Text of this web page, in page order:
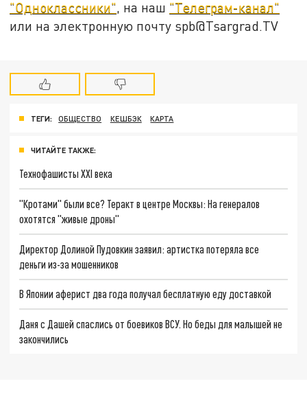
"Одноклассники", на наш "Телеграм-канал"
или на электронную почту spb@Tsargrad.TV
ТЕГИ: ОБЩЕСТВО КЕШБЭК КАРТА
ЧИТАЙТЕ ТАКЖЕ:
Технофашисты XXI века
"Кротами" были все? Теракт в центре Москвы: На генералов
охотятся "живые дроны"
Директор Долиной Пудовкин заявил: артистка потеряла все
деньги из-за мошенников
В Японии аферист два года получал бесплатную еду доставкой
Даня с Дашей спаслись от боевиков ВСУ. Но беды для малышей не
закончились